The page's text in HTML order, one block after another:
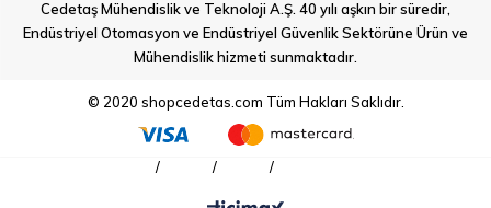
Cedetaş Mühendislik ve Teknoloji A.Ş. 40 yılı aşkın bir süredir,
Endüstriyel Otomasyon ve Endüstriyel Güvenlik Sektörüne Ürün ve
Mühendislik hizmeti sunmaktadır.
© 2020 shopcedetas.com Tüm Hakları Saklıdır.
/ / /